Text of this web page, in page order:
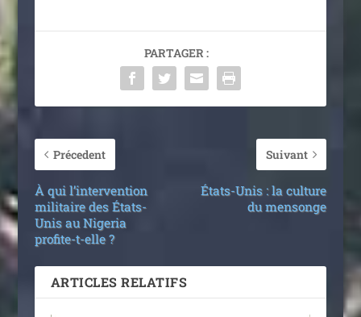
PARTAGER :
Précedent
À qui l’intervention
militaire des États-
Unis au Nigeria
profite-t-elle ?
Suivant
États-Unis : la culture
du mensonge
ARTICLES RELATIFS